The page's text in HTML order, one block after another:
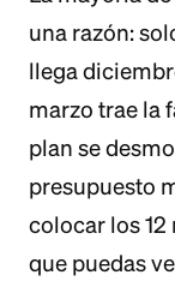
una razón:
llega
marzo trae la
plan se
presupuesto
colocar los 12
que puedas